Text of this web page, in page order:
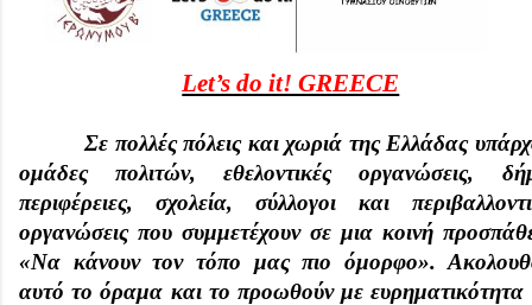
Let’s do it! GREECE
Σε πολλές πόλεις και χωριά της Ελλάδας
ομάδες πολιτών, εθελοντικές οργανώσεις,
περιφέρειες, σχολεία, σύλλογοι και
οργανώσεις που συμμετέχουν σε μια κοινή
«Να κάνουν τον τόπο μας πιο όμορφο».
αυτό το όραμα και το προωθούν με ευρηματικότητα